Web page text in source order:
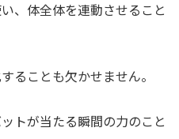
、体全体を連動させること
ることも欠かせません。
トが当たる瞬間の力のこと